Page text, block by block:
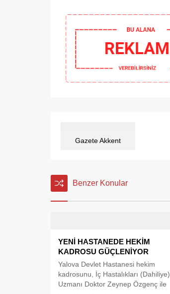
Gazete Akkent
Benzer Konular
YENİ HASTANEDE HEKİM
KADROSU GÜÇLENİYOR
Yalova Devlet Hastanesi hekim
kadrosunu, İç Hastalıkları (Dahiliye)
Uzmanı Doktor Zeynep Özgenç ile